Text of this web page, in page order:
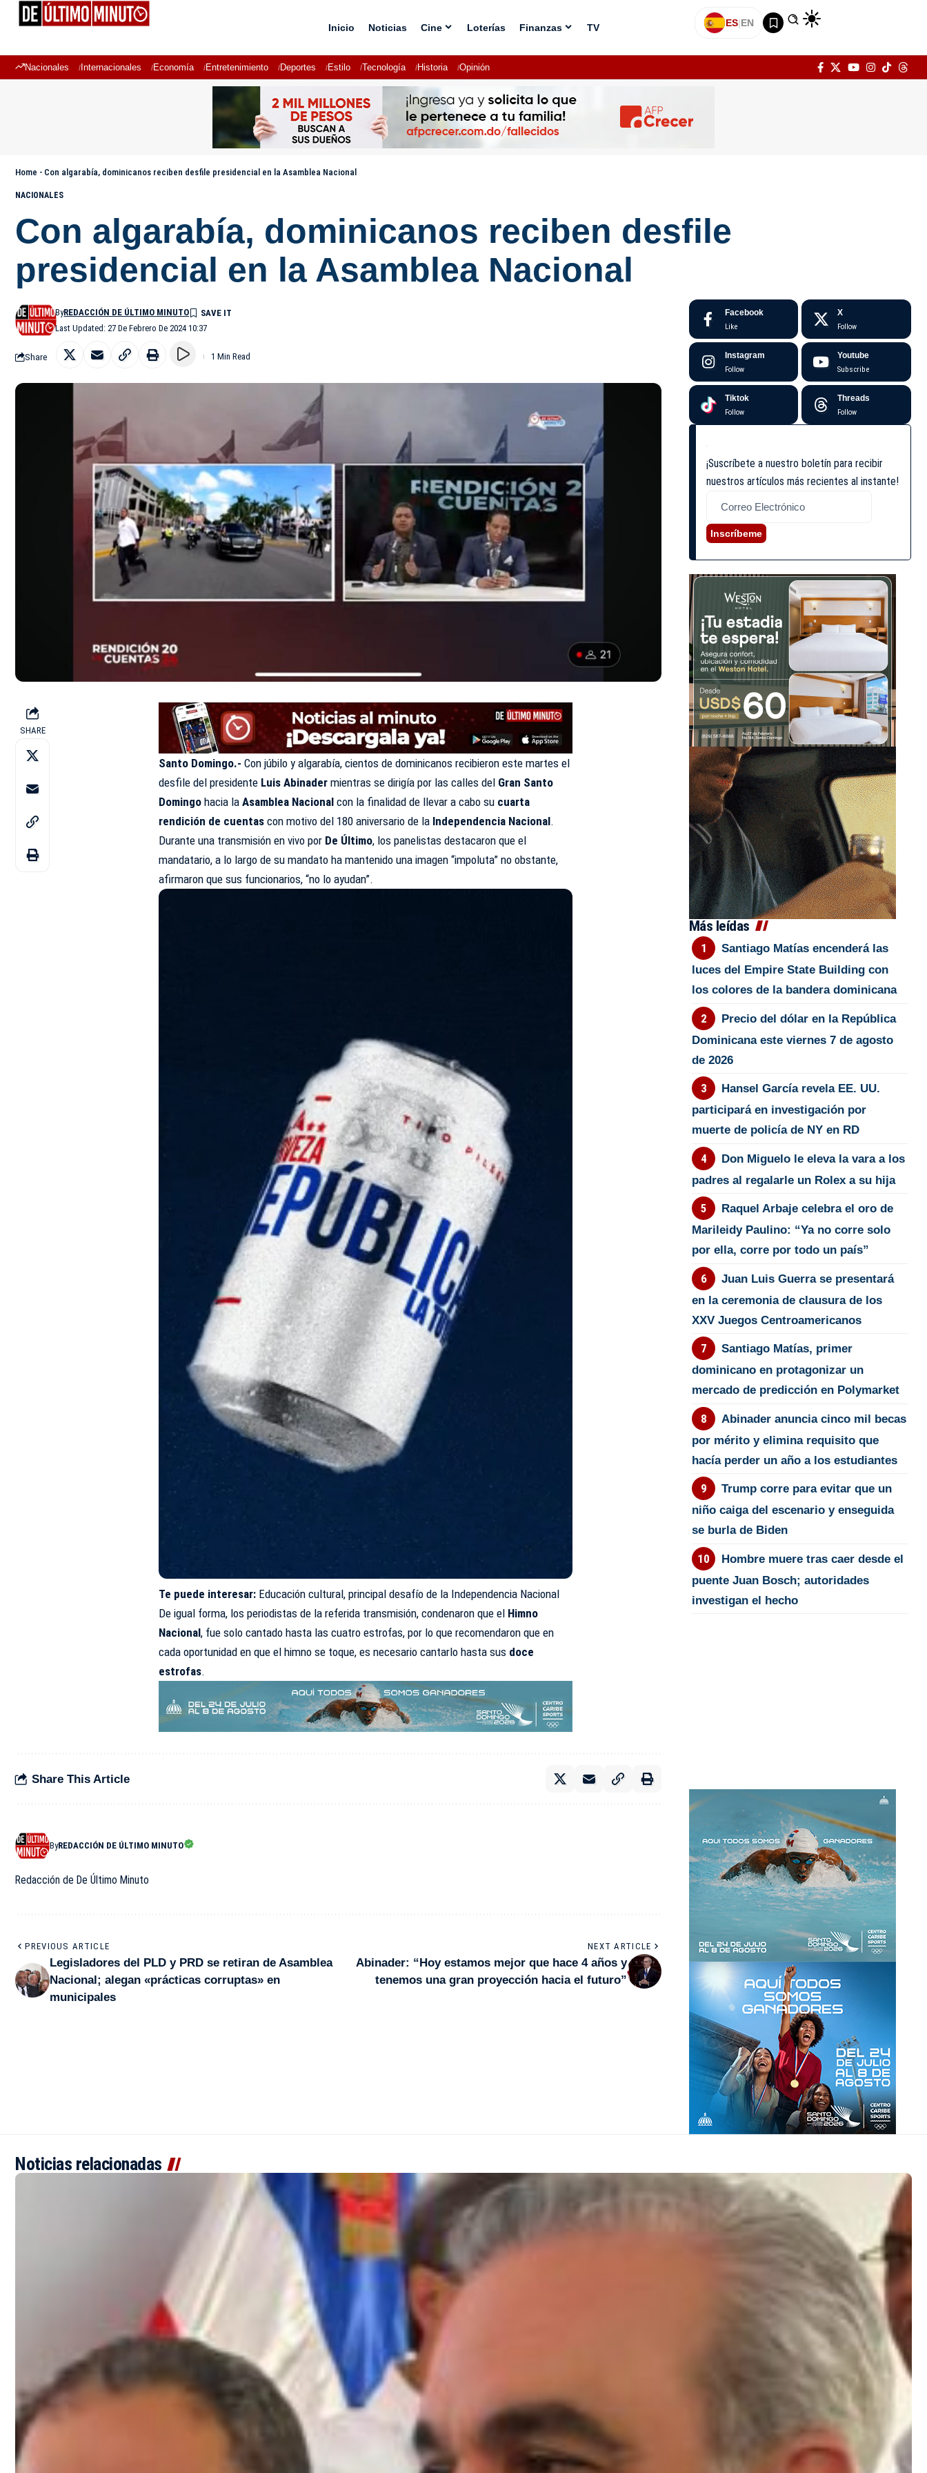
Inicio Noticias Cine Loterías Finanzas TV ES|EN
Nacionales Internacionales Economía Entretenimiento Deportes Estilo Tecnología Historia Opinión
Home - Con algarabía, dominicanos reciben desfile presidencial en la Asamblea Nacional
NACIONALES
Con algarabía, dominicanos reciben desfile
presidencial en la Asamblea Nacional
Last Updated: 27 De Febrero De 2024 10:37
ByREDACCIÓN DE ÚLTIMO MINUTO
Share 1 Min Read
SHARE
Santo Domingo.- Con júbilo y algarabía, cientos de dominicanos recibieron este martes el
desfile del presidente Luis Abinader mientras se dirigía por las calles del Gran Santo
Domingo hacia laAsamblea Nacional con la finalidad de llevar a cabo su cuarta
rendición de cuentas con motivo del 180 aniversario de la Independencia Nacional.
Durante una transmisión en vivo por De Último, los panelistas destacaron que el
mandatario, a lo largo de su mandato ha mantenido una imagen “impoluta” no obstante,
afirmaron que sus funcionarios, “no lo ayudan”.
Te puede interesar: Educación cultural, principal desafío de la Independencia Nacional
De igual forma, los periodistas de la referida transmisión, condenaron que el Himno
Nacional, fue solo cantado hasta las cuatro estrofas, por lo que recomendaron que en
cada oportunidad en que el himno se toque, es necesario cantarlo hasta sus doce
estrofas.
Share This Article
ByREDACCIÓN DE ÚLTIMO MINUTO
Redacción de De Último Minuto
PREVIOUS ARTICLE
Legisladores del PLD y PRD se retiran de Asamblea
Nacional; alegan «prácticas corruptas» en
municipales
NEXT ARTICLE
Abinader: “Hoy estamos mejor que hace 4 años y
tenemos una gran proyección hacia el futuro”
Facebook
Like
X
Follow
Instagram
Follow
Youtube
Subscribe
Tiktok
Follow
Threads
Follow
¡Suscríbete a nuestro boletín para recibir
nuestros artículos más recientes al instante!
Inscríbeme
Más leídas
Santiago Matías encenderá las
luces del Empire State Building con
los colores de la bandera dominicana
Precio del dólar en la República
Dominicana este viernes 7 de agosto
de 2026
Hansel García revela EE. UU.
participará en investigación por
muerte de policía de NY en RD
Don Miguelo le eleva la vara a los
padres al regalarle un Rolex a su hija
Raquel Arbaje celebra el oro de
Marileidy Paulino: “Ya no corre solo
por ella, corre por todo un país”
Juan Luis Guerra se presentará
en la ceremonia de clausura de los
XXV Juegos Centroamericanos
Santiago Matías, primer
dominicano en protagonizar un
mercado de predicción en Polymarket
Abinader anuncia cinco mil becas
por mérito y elimina requisito que
hacía perder un año a los estudiantes
Trump corre para evitar que un
niño caiga del escenario y enseguida
se burla de Biden
Hombre muere tras caer desde el
puente Juan Bosch; autoridades
investigan el hecho
Noticias relacionadas